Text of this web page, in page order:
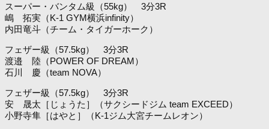
スーパー・バンタム級（55kg） 3分3R
嶋 拓実（K-1 GYM横浜infinity）
内田竜斗（チーム・タイガーホーク）
フェザー級（57.5kg） 3分3R
渡邉 陸（POWER OF DREAM）
石川 慶（team NOVA）
フェザー級（57.5kg） 3分3R
安 晟太［じょうた］（サクシードジム team EXCEED）
小野寺隼［はやと］（K-1ジム大宮チームレオン）